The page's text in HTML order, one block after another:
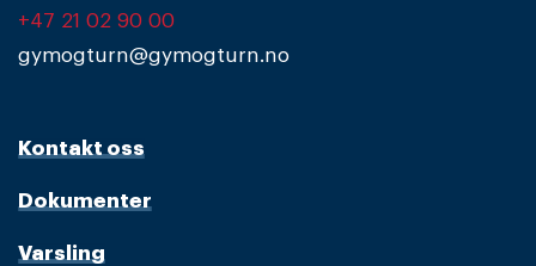
+47 21 02 90 00
gymogturn@gymogturn.no
Kontakt oss
Dokumenter
Varsling